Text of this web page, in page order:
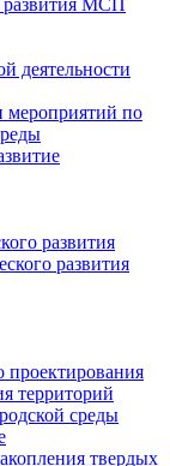
деятельности
мероприятий по
развития
развития
проектирования
территорий
среды
твердых